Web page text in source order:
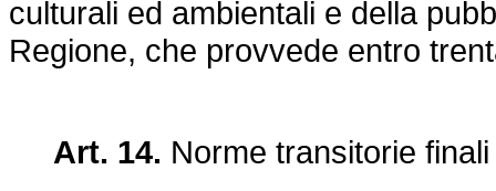
culturali ed ambientali e della
Regione, che provvede entro
Art. 14. Norme transitorie